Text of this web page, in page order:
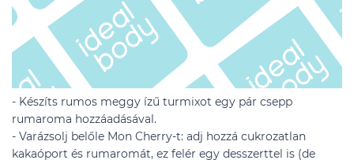
- Készíts rumos meggy ízű turmixot egy pár csepp
rumaroma hozzáadásával.
- Varázsolj belőle Mon Cherry-t: adj hozzá cukrozatlan
kakaóport és rumaromát, ez felér egy desszerttel is (de